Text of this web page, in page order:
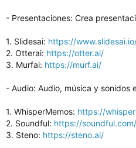
- Presentaciones: Crea
1. Slidesai: https://
2. Otterai: https://otter.ai/
3. Murfai: https://murf.ai/
- Audio: Audio, música y sonidos
1. WhisperMemos: https://
2. Soundful: https://soundful.com/
3. Steno: https://steno.ai/